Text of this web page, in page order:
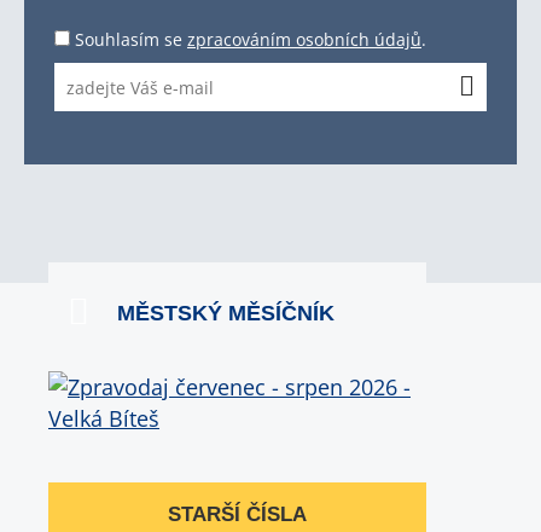
Souhlasím se zpracováním osobních údajů.
MĚSTSKÝ MĚSÍČNÍK
STARŠÍ ČÍSLA